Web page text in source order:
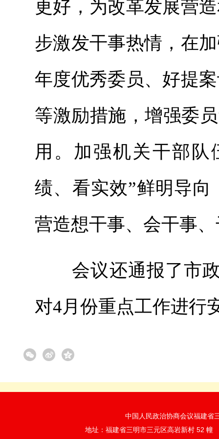
更好，为改革发展营
步激发干事热情，在
年度优秀委员、好提
等激励措施，增强委
用。加强机关干部队
绩、看实效”鲜明导
营造想干事、会干事
会议还通报了市政
对4月份重点工作进行
中国人民政治协商会议福建省
地址：福建省三明市三元区高岩新村 52